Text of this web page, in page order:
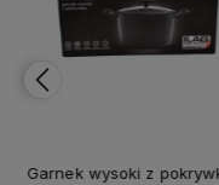
Garnek wysoki z